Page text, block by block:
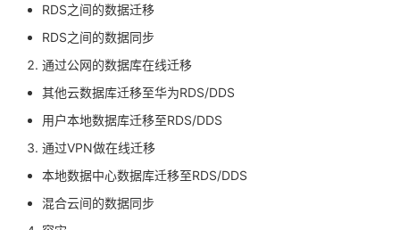
RDS之间的数据迁移
RDS之间的数据同步
通过公网的数据库在线迁移
其他云数据库迁移至华为RDS/DDS
用户本地数据库迁移至RDS/DDS
通过VPN做在线迁移
本地数据中心数据库迁移至RDS/DDS
混合云间的数据同步